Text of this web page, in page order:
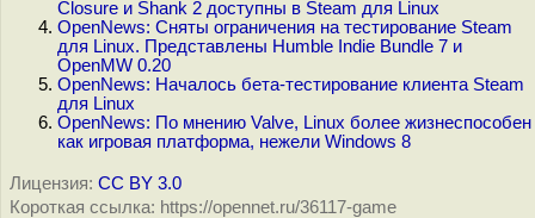
Closure и Shank 2 доступны в Steam для Linux
OpenNews: Сняты ограничения на тестирование Steam
для Linux. Представлены Humble Indie Bundle 7 и
OpenMW 0.20
OpenNews: Началось бета-тестирование клиента Steam
для Linux
OpenNews: По мнению Valve, Linux более жизнеспособен
как игровая платформа, нежели Windows 8
Лицензия: CC BY 3.0
Короткая ссылка: https://opennet.ru/36117-game